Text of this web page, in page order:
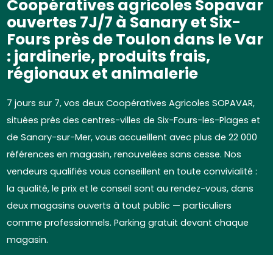
Coopératives agricoles Sopavar
ouvertes 7J/7 à Sanary et Six-
Fours près de Toulon dans le Var
: jardinerie, produits frais,
régionaux et animalerie
7 jours sur 7, vos deux Coopératives Agricoles SOPAVAR,
situées près des centres-villes de Six-Fours-les-Plages et
de Sanary-sur-Mer, vous accueillent avec plus de 22 000
références en magasin, renouvelées sans cesse. Nos
vendeurs qualifiés vous conseillent en toute convivialité :
la qualité, le prix et le conseil sont au rendez-vous, dans
deux magasins ouverts à tout public — particuliers
comme professionnels. Parking gratuit devant chaque
magasin.